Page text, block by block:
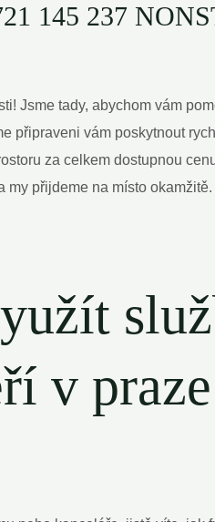
145 237
Jsme tady, abychom vám
připraveni vám poskytnout
za celkem dostupnou
přijdeme na místo
v praze